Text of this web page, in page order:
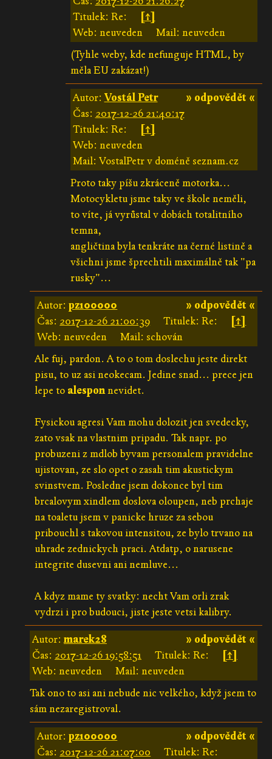
Titulek: Re:
[↑]
Web: neuveden
Mail: neuveden
(Tyhle weby, kde nefunguje HTML, by
měla EU zakázat!)
» odpovědět «
Autor:Vostál Petr
Čas: 2017-12-26 21:40:17
Titulek: Re:
[↑]
Web: neuveden
Mail: VostalPetr v doméně seznam.cz
Proto taky píšu zkráceně motorka...
Motocykletu jsme taky ve škole neměli,
to víte, já vyrůstal v dobách totalitního
temna,
angličtina byla tenkráte na černé listině a
všichni jsme šprechtili maximálně tak "pa
rusky"...
» odpovědět «
Autor:pz100000
Čas: 2017-12-26 21:00:39 Titulek: Re:
[↑]
Web: neuveden
Mail: schován
Ale fuj, pardon. A to o tom doslechu jeste direkt
pisu, to uz asi neokecam. Jedine snad... prece jen
lepe to alesponnevidet.
Fysickou agresi Vam mohu dolozit jen svedecky,
zato vsak na vlastnim pripadu. Tak napr. po
probuzeni z mdlob byvam personalem pravidelne
ujistovan, ze slo opet o zasah tim akustickym
svinstvem. Posledne jsem dokonce byl tim
brcalovym xindlem doslova oloupen, neb prchaje
na toaletu jsem v panicke hruze za sebou
pribouchl s takovou intensitou, ze bylo trvano na
uhrade zednickych praci. Atdatp, o narusene
integrite dusevni ani nemluve...
A kdyz mame ty svatky: necht Vam orli zrak
vydrzi i pro budouci, jiste jeste vetsi kalibry.
» odpovědět «
Autor:marek28
Čas: 2017-12-26 19:58:51 Titulek: Re:
[↑]
Web: neuveden
Mail: neuveden
Tak ono to asi ani nebude nic velkého, když jsem to
sám nezaregistroval.
» odpovědět «
Autor:pz100000
Čas: 2017-12-26 21:07:00 Titulek: Re: